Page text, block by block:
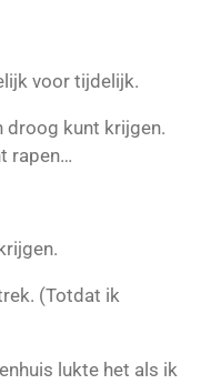
voor tijdelijk.
droog kunt krijgen.
rapen…
(Totdat ik
lukte het als ik